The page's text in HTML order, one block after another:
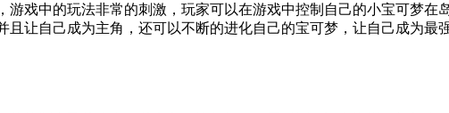
游戏中的玩法非常的刺激，玩家可以在游戏中控制自己的小宝可梦在
让自己成为主角，还可以不断的进化自己的宝可梦，让自己成为最